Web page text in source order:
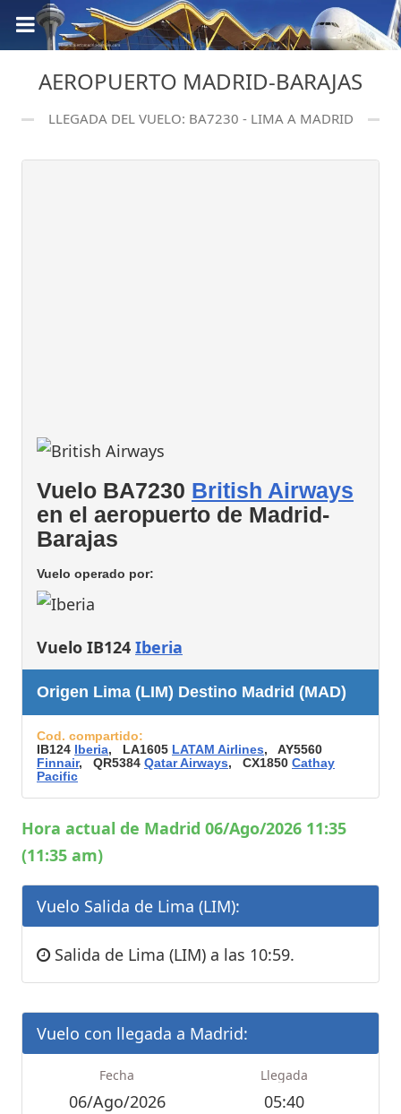
AEROPUERTO MADRID-BARAJAS
LLEGADA DEL VUELO: BA7230 - LIMA A MADRID
Vuelo BA7230 British Airways
en el aeropuerto de Madrid-
Barajas
Vuelo operado por:
Vuelo IB124 Iberia
Origen Lima (LIM) Destino Madrid (MAD)
Cod. compartido:
IB124 Iberia, LA1605 LATAM Airlines, AY5560
Finnair, QR5384 Qatar Airways, CX1850 Cathay
Pacific
Hora actual de Madrid 06/Ago/2026 11:35
(11:35 am)
Vuelo Salida de Lima (LIM):
Salida de Lima (LIM) a las 10:59.
Vuelo con llegada a Madrid:
Fecha
06/Ago/2026
Llegada
05:40